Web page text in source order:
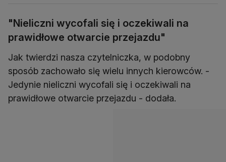
"Nieliczni wycofali się i oczekiwali na
prawidłowe otwarcie przejazdu"
Jak twierdzi nasza czytelniczka, w podobny
sposób zachowało się wielu innych kierowców. -
Jedynie nieliczni wycofali się i oczekiwali na
prawidłowe otwarcie przejazdu - dodała.